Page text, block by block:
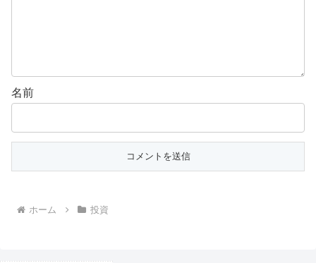
名前
ホーム 投資